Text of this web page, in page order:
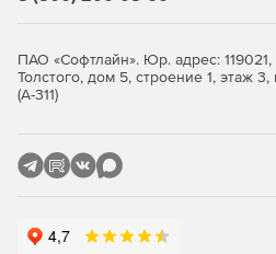
Импорт/экспорт данных CAM.
Автоматическое
ПАО «Софтлайн». Юр. адрес:
Толстого, дом 5, строение 1, этаж
(А-311)